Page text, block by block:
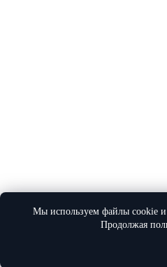
Мы используем файлы cookie и
Продолжая